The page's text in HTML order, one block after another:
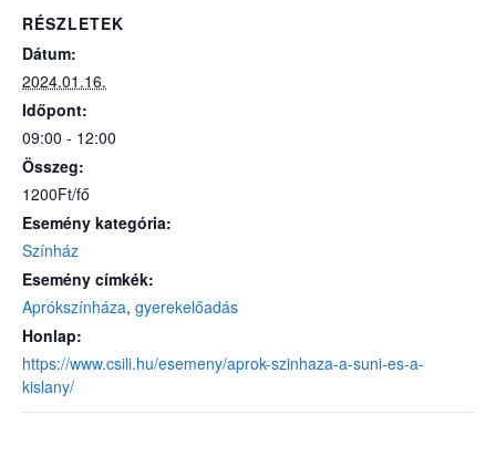
RÉSZLETEK
Dátum:
2024.01.16.
Időpont:
09:00 - 12:00
Összeg:
1200Ft/fő
Esemény kategória:
Színház
Esemény címkék:
Aprókszínháza, gyerekelőadás
Honlap:
https://www.csili.hu/esemeny/aprok-szinhaza-a-suni-es-a-
kislany/